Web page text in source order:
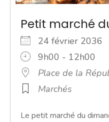
Petit marché
24 février 2036
9h00 - 12h00
Place de la
Marchés
Le petit marché du